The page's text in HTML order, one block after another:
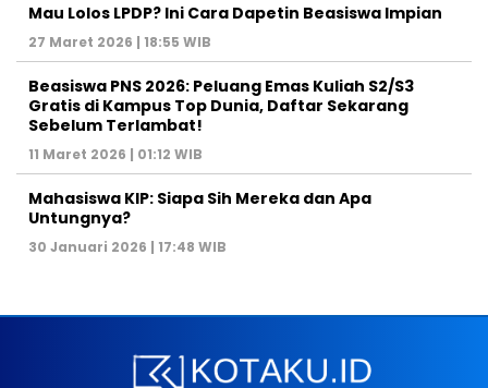
Mau Lolos LPDP? Ini Cara Dapetin Beasiswa Impian
27 Maret 2026 | 18:55 WIB
Beasiswa PNS 2026: Peluang Emas Kuliah S2/S3
Gratis di Kampus Top Dunia, Daftar Sekarang
Sebelum Terlambat!
11 Maret 2026 | 01:12 WIB
Mahasiswa KIP: Siapa Sih Mereka dan Apa
Untungnya?
30 Januari 2026 | 17:48 WIB